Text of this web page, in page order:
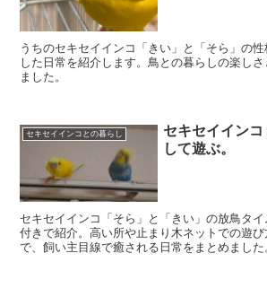
うちのセキセイインコ「きい」と「そら」の
した日常を紹介します。鳥との暮らしの楽し
ました。
セキセイインコとの暮らし
セキセイイン
して遊ぶ。
セキセイインコ「そら」と「きい」の放鳥タ
付きで紹介。高い所や止まり木ネットでの遊
で、飼い主目線で癒される日常をまとめました